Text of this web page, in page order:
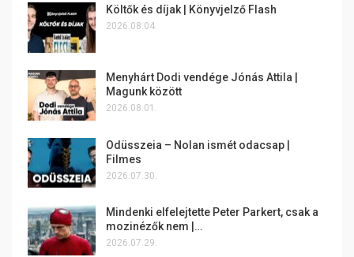
Költők és díjak | Könyvjelző Flash
2026.08.04.
Menyhárt Dodi vendége Jónás Attila |
Magunk között
2026.08.01.
Odüsszeia – Nolan ismét odacsap |
Filmes
2026.07.30.
Mindenki elfelejtette Peter Parkert, csak a
mozinézők nem |…
2026.07.29.